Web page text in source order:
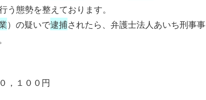
う態勢を整えております。
）の疑いで逮捕されたら、弁護士法人あいち刑事事
，１００円